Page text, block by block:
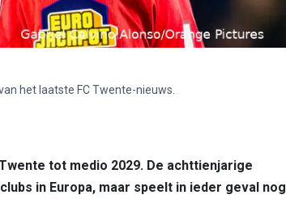
het laatste FC Twente-nieuws.
tot medio 2029. De achttienjarige
in Europa, maar speelt in ieder geval nog